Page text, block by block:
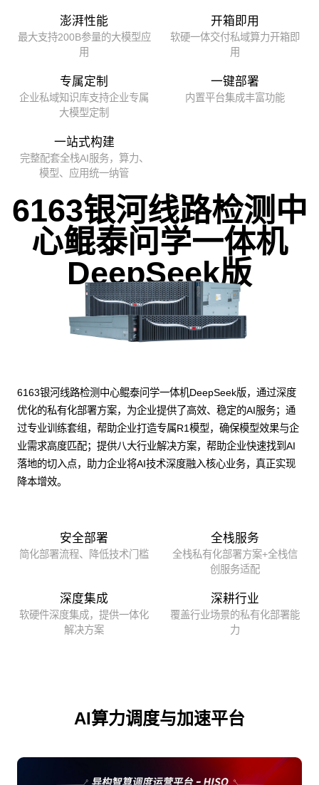
澎湃性能
最大支持200B参量的大模型应
用
开箱即用
软硬一体交付私域算力开箱即
用
专属定制
企业私域知识库支持企业专属
大模型定制
一键部署
内置平台集成丰富功能
一站式构建
完整配套全栈AI服务，算力、
模型、应用统一纳管
6163银河线路检测中
心鲲泰问学一体机
DeepSeek版
6163银河线路检测中心鲲泰问学一体机DeepSeek版，通过深度
优化的私有化部署方案，为企业提供了高效、稳定的AI服务；通
过专业训练套组，帮助企业打造专属R1模型，确保模型效果与企
业需求高度匹配；提供八大行业解决方案，帮助企业快速找到AI
落地的切入点，助力企业将AI技术深度融入核心业务，真正实现
降本增效。
安全部署
简化部署流程、降低技术门槛
全栈服务
全栈私有化部署方案+全栈信
创服务适配
深度集成
软硬件深度集成，提供一体化
解决方案
深耕行业
覆盖行业场景的私有化部署能
力
AI算力调度与加速平台